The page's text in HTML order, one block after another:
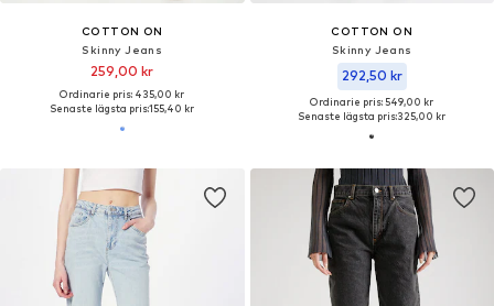
COTTON ON
Skinny Jeans
259,00 kr
Ordinarie pris: 435,00 kr
Senaste lägsta pris:155,40 kr
COTTON ON
Skinny Jeans
292,50 kr
Ordinarie pris: 549,00 kr
Senaste lägsta pris:325,00 kr